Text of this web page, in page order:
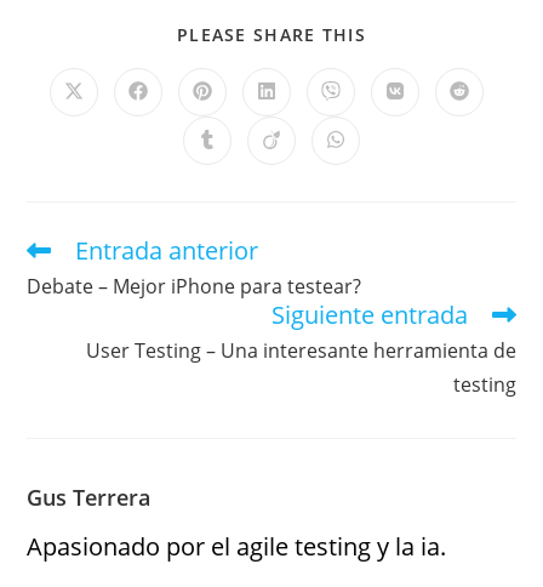
PLEASE SHARE THIS
Entrada anterior
Debate – Mejor iPhone para testear?
Siguiente entrada
User Testing – Una interesante herramienta de
testing
Gus Terrera
Apasionado por el agile testing y la ia.